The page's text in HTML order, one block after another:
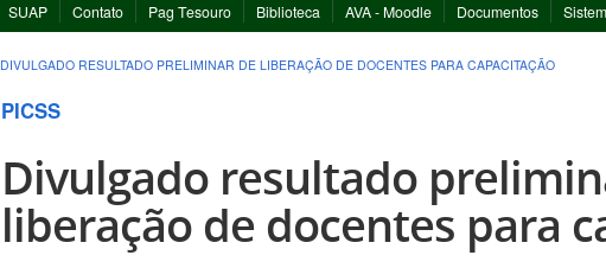
SUAP Contato Pag Tesouro Biblioteca AVA - Moodle Documentos
DIVULGADO RESULTADO PRELIMINAR DE LIBERAÇÃO DE DOCENTES PARA CAPACITAÇÃO
PICSS
Divulgado resultado
liberação de docentes para